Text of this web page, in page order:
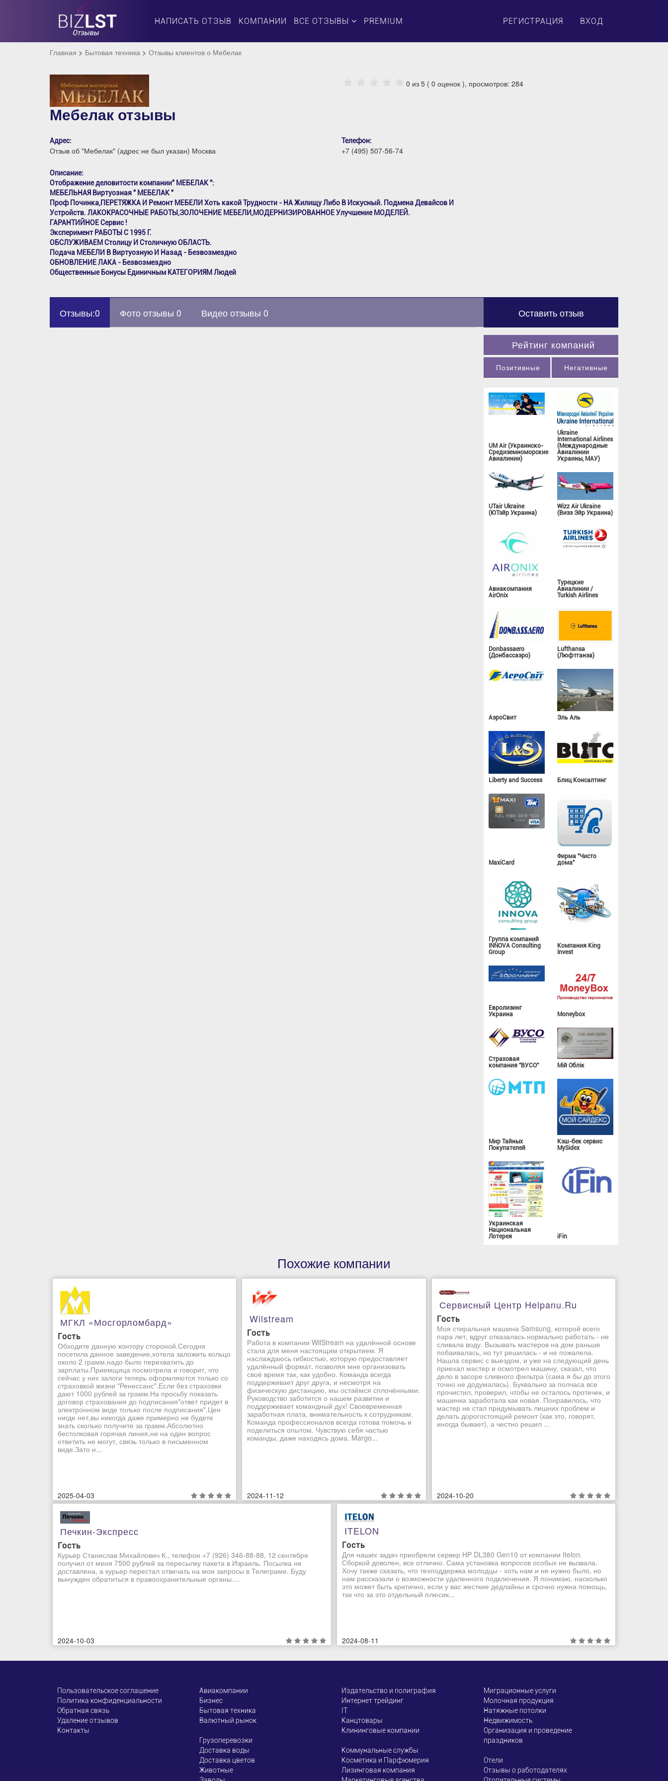
НАПИСАТЬ ОТЗЫВ КОМПАНИИ ВСЕ ОТЗЫВЫ PREMIUM РЕГИСТРАЦИЯ ВХОД
Главная Бытовая техника Отзывы клиентов о Мебелак
Мебелак отзывы
0 из 5 ( 0 оценок ), просмотров: 284
Адрес:
Отзыв об "Мебелак" (адрес не был указан) Москва
Телефон:
+7 (495) 507-56-74
Описание:
Отображение деловитости компании" МЕБЕЛАК ":
МЕБЕЛЬНАЯ Виртуозная " МЕБЕЛАК "
Проф Починка,ПЕРЕТЯЖКА И Ремонт МЕБЕЛИ Хоть какой Трудности - НА Жилищу Либо В Искусный. Подмена Девайсов И
Устройств. ЛАКОКРАСОЧНЫЕ РАБОТЫ,ЗОЛОЧЕНИЕ МЕБЕЛИ,МОДЕРНИЗИРОВАННОЕ Улучшение МОДЕЛЕЙ.
ГАРАНТИЙНОЕ Сервис !
Эксперимент РАБОТЫ С 1995 Г.
ОБСЛУЖИВАЕМ Столицу И Столичную ОБЛАСТЬ.
Подача МЕБЕЛИ В Виртуозную И Назад - Безвозмездно
ОБНОВЛЕНИЕ ЛАКА - Безвозмездно
Общественные Бонусы Единичным КАТЕГОРИЯМ Людей
Отзывы:0 Фото отзывы 0 Видео отзывы 0 Оставить отзыв
Рейтинг компаний
Позитивные Негативные
UM Air (Украинско-
Средиземноморские
Авиалинии)
Ukraine
International Airlines
(Международные
Авиалинии
Украины, МАУ)
UTair Ukraine
(ЮТэйр Украина)
Wizz Air Ukraine
(Визз Эйр Украина)
Авиакомпания
AirOnix
Турецкие
Авиалинии /
Turkish Airlines
Donbassaero
(Донбассаэро)
Lufthansa
(Люфтганза)
АэроСвит Эль Аль
Liberty and Success Блиц Консалтинг
MaxiCard
Фирма "Чисто
дома"
Группа компаний
INNOVA Consulting
Group
Компания King
Invest
Евролизинг
Украина
Moneybox
Страховая
компания "ВУСО"
Мій Облік
Мир Тайных
Покупателей
Кэш-бек сервис
MySidex
Украинская
Национальная
Лотерея
iFin
Похожие компании
МГКЛ «Мосгорломбард»
Гость
Обходите данную контору стороной.Сегодня
посетила данное заведение,хотела заложить кольцо
около 2 грамм,надо было перехватить до
зарплаты.Приемщица посмотрела и говорит, что
сейчас у них залоги теперь оформляются только со
страховкой жизни "Ренессанс".Если без страховки
дают 1000 рублей за грамм.На просьбу показать
договор страхования до подписания"ответ придет в
электронном виде только после подписания".Цен
нигде нет,вы никогда даже примерно не будете
знать сколько получите за грамм.Абсолютно
бестолковая горячая линия,ни на один вопрос
ответить не могут, связь только в письменном
виде.Зато н...
2025-04-03
Wilstream
Гость
Работа в компании WilStream на удалённой основе
стала для меня настоящим открытием. Я
наслаждаюсь гибкостью, которую предоставляет
удалённый формат, позволяя мне организовать
своё время так, как удобно. Команда всегда
поддерживает друг друга, и несмотря на
физическую дистанцию, мы остаёмся сплочёнными.
Руководство заботится о нашем развитии и
поддерживает командный дух! Своевременная
заработная плата, внимательность к сотрудникам.
Команда профессионалов всегда готова помочь и
поделиться опытом. Чувствую себя частью
команды, даже находясь дома. Margo...
2024-11-12
Сервисный Центр Helpanu.ru
Гость
Моя стиральная машина Samsung, которой всего
пара лет, вдруг отказалась нормально работать - не
сливала воду. Вызывать мастеров на дом раньше
побаивалась, но тут решилась - и не пожалела.
Нашла сервис с выездом, и уже на следующий день
приехал мастер и осмотрел машину, сказал, что
дело в засоре сливного фильтра (сама я бы до этого
точно не додумалась). Буквально за полчаса все
прочистил, проверил, чтобы не осталось протечек, и
машинка заработала как новая. Понравилось, что
мастер не стал придумывать лишних проблем и
делать дорогостоящий ремонт (как это, говорят,
иногда бывает), а честно решил ...
2024-10-20
Печкин-Экспресс
Гость
Курьер Станислав Михайлович К., телефон +7 (926) 346-88-88, 12 сентября
получил от меня 7500 рублей за пересылку пакета в Израиль. Посылка не
доставлена, а курьер перестал отвечать на мои запросы в Телеграме. Буду
вынужден обратиться в правоохранительные органы....
2024-10-03
ITELON
Гость
Для наших задач приобрели сервер HP DL380 Gen10 от компании Itelon.
Сборкой доволен, все отлично. Сама установка вопросов особых не вызвала.
Хочу также сказать, что техподдержка молодцы - хоть нам и не нужно было, но
нам рассказали о возможности удаленного подключения. Я понимаю, насколько
это может быть критично, если у вас жесткие дедлайны и срочно нужна помощь,
так что за это отдельный плюсик...
2024-08-11
Пользовательское соглашение
Политика конфиденциальности
Обратная связь
Удаление отзывов
Контакты
Авиакомпании
Бизнес
Бытовая техника
Валютный рынок
Грузоперевозки
Доставка воды
Доставка цветов
Животные
Издательство и полиграфия
Интернет трейдинг
ІТ
Канцтовары
Клининговые компании
Коммунальные службы
Косметика и Парфюмерия
Лизинговая компания
Миграционные услуги
Молочная продукция
Натяжные потолки
Недвижимость
Организация и проведение
праздников
Отели
Отзывы о работодателях